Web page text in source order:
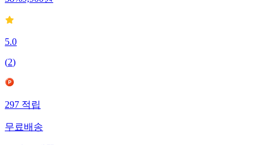
38%9,900원
5.0
(2)
297적립
무료배송